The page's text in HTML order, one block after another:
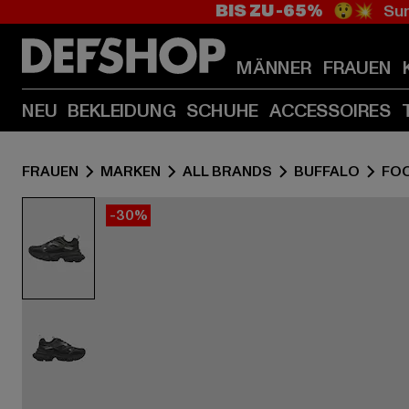
BIS ZU -65% 😲💥
MÄNNER FRAUEN
NEU BEKLEIDUNG SCHUHE ACCESSOIRES
FRAUEN MARKEN ALL BRANDS BUFFALO
-30%